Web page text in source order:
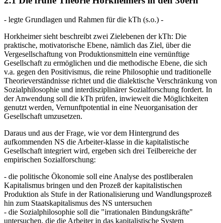
- legte Grundlagen und Rahmen für die kTh (s.o.) -
Horkheimer sieht beschreibt zwei Zielebenen der kTh: Die
praktische, motivatorische Ebene, nämlich das Ziel, über die
Vergesellschaftung von Produktionsmitteln eine vernünftige
Gesellschaft zu ermöglichen und die methodische Ebene, die sich
v.a. gegen den Positivismus, die reine Philosophie und traditionelle
Theorieverständnisse richtet und die dialektische Verschränkung von
Sozialphilosophie und interdisziplinärer Sozialforschung fordert. In
der Anwendung soll die kTh prüfen, inwieweit die Möglichkeiten
genutzt werden, Vernunftpotential in eine Neuorganisation der
Gesellschaft umzusetzen.
Daraus und aus der Frage, wie vor dem Hintergrund des
aufkommenden NS die Arbeiter-klasse in die kapitalistische
Gesellschaft integriert wird, ergeben sich drei Teilbereiche der
empirischen Sozialforschung:
- die politische Ökonomie soll eine Analyse des postliberalen
Kapitalismus bringen und den Prozeß der kapitalistischen
Produktion als Stufe in der Rationalisierung und Wandlungsprozeß
hin zum Staatskapitalismus des NS untersuchen
- die Sozialphilosophie soll die "irrationalen Bindungskräfte"
untersuchen, die die Arbeiter in das kapitalistische System